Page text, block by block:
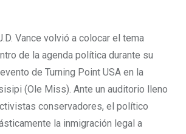
Vance volvió a colocar el tema
de la agenda política durante su
de Turning Point USA en la
(Ole Miss). Ante un auditorio lleno
conservadores, el político
la inmigración legal a